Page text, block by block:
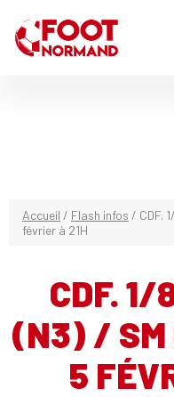
Accueil / Flash infos / CDF.
février à 21H
CDF. 1/
(N3) / SM
5